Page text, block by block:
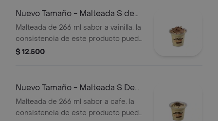
Nuevo Tamaño - Malteada S de
Vainilla
Malteada de 266 ml sabor a vainilla. la
consistencia de este producto puede
variar debido al tiempo de entrega.
$ 12.500
Nuevo Tamaño - Malteada S De
Café
Malteada de 266 ml sabor a cafe. la
consistencia de este producto puede